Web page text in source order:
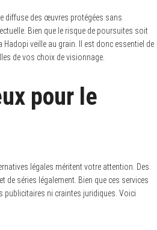
diffuse des œuvres protégées sans
Bien que le risque de poursuites soit
veille au grain. Il est donc essentiel de
de vos choix de visionnage.
pour le
légales méritent votre attention. Des
de séries légalement. Bien que ces services
publicitaires ni craintes juridiques. Voici